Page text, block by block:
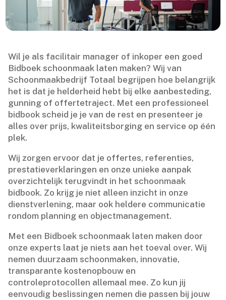
Wil je als facilitair manager of inkoper een goed
Bidboek schoonmaak laten maken? Wij van
Schoonmaakbedrijf Totaal begrijpen hoe belangrijk
het is dat je helderheid hebt bij elke aanbesteding,
gunning of offertetraject.​ Met een professioneel
bidbook scheid je je van de rest en presenteer je
alles over prijs, kwaliteitsborging en service op één
plek.​
Wij zorgen ervoor dat je offertes, referenties,
prestatieverklaringen en onze unieke aanpak
overzichtelijk terugvindt in het schoonmaak
bidbook.​ Zo krijg je niet alleen inzicht in onze
dienstverlening, maar ook heldere communicatie
rondom planning en objectmanagement.​
Met een Bidboek schoonmaak laten maken door
onze experts laat je niets aan het toeval over.​ Wij
nemen duurzaam schoonmaken, innovatie,
transparante kostenopbouw en
controleprotocollen allemaal mee.​ Zo kun jij
eenvoudig beslissingen nemen die passen bij jouw